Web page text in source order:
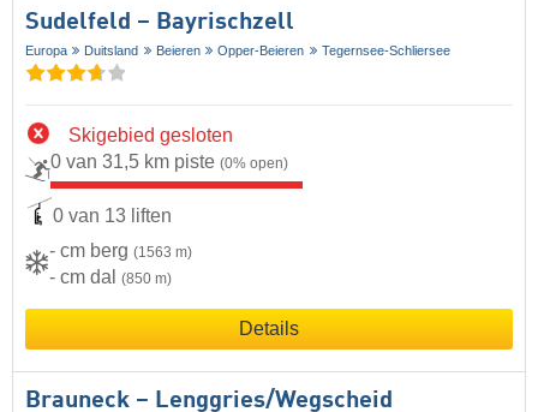
Sudelfeld – Bayrischzell
Europa Duitsland Beieren Opper-Beieren Tegernsee-Schliersee
Skigebied gesloten
0 van 31,5 km piste (0% open)
0 van 13 liften
- cm berg (1563 m)
- cm dal (850 m)
Details
Brauneck – Lenggries/​Wegscheid